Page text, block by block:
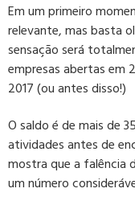
Em um primeiro
relevante, mas basta
sensação será
empresas abertas em
2017 (ou antes disso!)
O saldo é de mais de
atividades antes de
mostra que a falência
um número